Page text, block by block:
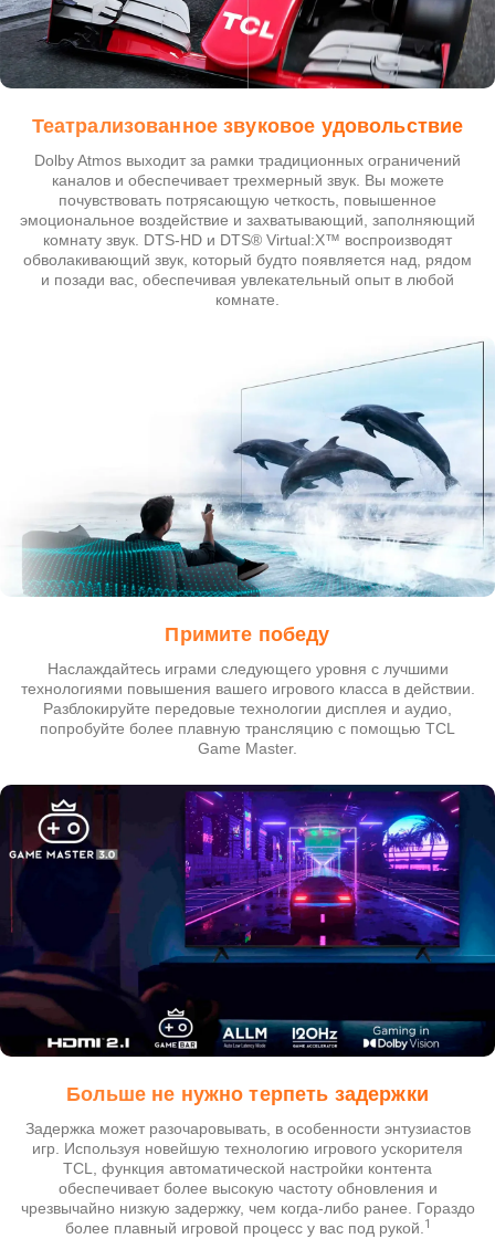
Театрализованное звуковое удовольствие
Dolby Atmos выходит за рамки традиционных ограничений
каналов и обеспечивает трехмерный звук. Вы можете
почувствовать потрясающую четкость, повышенное
эмоциональное воздействие и захватывающий, заполняющий
комнату звук. DTS-HD и DTS® Virtual:X™ воспроизводят
обволакивающий звук, который будто появляется над, рядом
и позади вас, обеспечивая увлекательный опыт в любой
комнате.
Примите победу
Наслаждайтесь играми следующего уровня с лучшими
технологиями повышения вашего игрового класса в действии.
Разблокируйте передовые технологии дисплея и аудио,
попробуйте более плавную трансляцию с помощью TCL
Game Master.
Больше не нужно терпеть задержки
Задержка может разочаровывать, в особенности энтузиастов
игр. Используя новейшую технологию игрового ускорителя
TCL, функция автоматической настройки контента
обеспечивает более высокую частоту обновления и
чрезвычайно низкую задержку, чем когда-либо ранее. Гораздо
более плавный игровой процесс у вас под рукой.1